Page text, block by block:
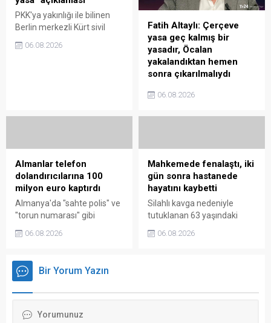
önemsiyoruz.Yeni Parti’nin
parası az, imkânları az ama
düşmanı da az. " diye ...
PKK'ya yakınlığı ile bilinen
Berlin merkezli Kürt sivil
toplum kuruluşu (STK)
Civaka Azad, TBMM'ye
06.08.2026
Fatih Altaylı: Çerçeve
yasa geç kalmış bir
yasadır, Öcalan
yakalandıktan hemen
sonra çıkarılmalıydı
Meclis'e sunulan çerçeve
yasadır. Bu yasa, bundan 25,
hadi bilemediniz 20 yıl önce
çıkmalıydı. Öcalan yakalanıp
Türkiye’ye teslim edildikten
hemen sonra ...
06.08.2026
Almanlar telefon
dolandırıcılarına 100
milyon euro kaptırdı
Almanya'da "sahte polis" ve
"torun numarası" gibi
yöntemleri ile insanlar bir
euroya yakın para kaybetti
06.08.2026
Mahkemede fenalaştı, iki
gün sonra hastanede
hayatını kaybetti
Silahlı kavga nedeniyle
tutuklanan 63 yaşındaki
26. Asliye Ceza
06.08.2026
Bir Yorum Yazın